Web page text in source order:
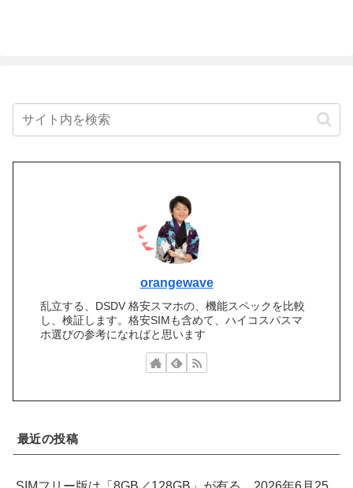
orangewave
乱立する、DSDV 格安スマホの、機能スペックを比較
し、検証します。格安SIMも含めて、ハイコスパスマ
ホ選びの参考になればと思います
最近の投稿